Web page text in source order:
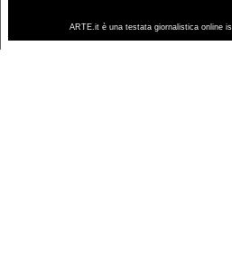
ARTE.it è una testata giornalistica online